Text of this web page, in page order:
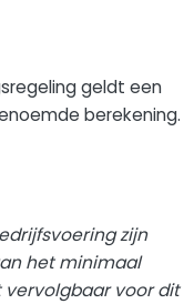
geldt een
berekening.
zijn
het minimaal
vervolgbaar voor dit